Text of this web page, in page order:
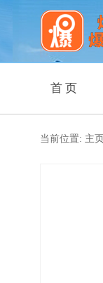
首 页
当前位置: 主页